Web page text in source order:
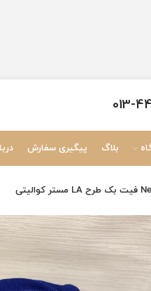
013-
بلاگ پیگیری سفارش